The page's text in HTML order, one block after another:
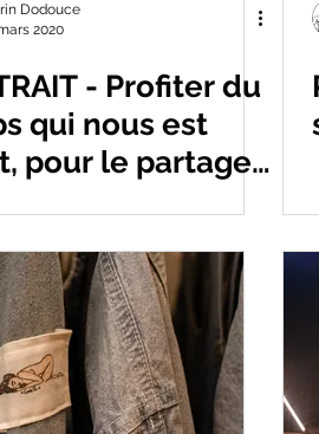
Dodouce
2020
- Profiter du
qui nous est
pour le partager